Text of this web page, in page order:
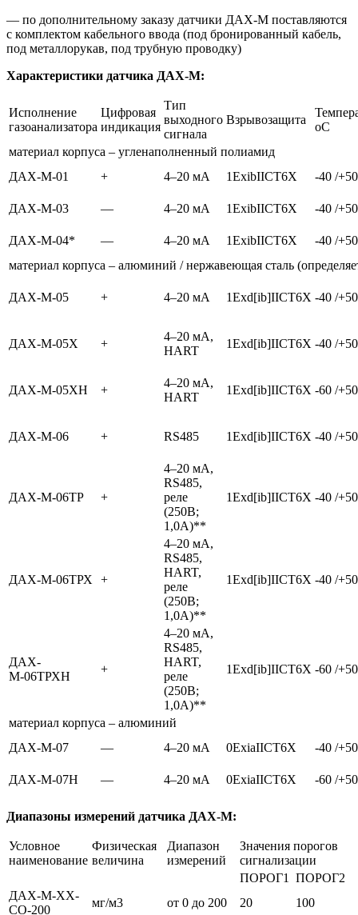
— по дополнительному заказу датчики ДАХ-М поставляются
с комплектом кабельного ввода (под бронированный кабель,
под металлорукав, под трубную проводку)
Характеристики датчика ДАХ-М:
Исполнение
газоанализатора
Цифровая
индикация
Тип
выходного
сигнала
Взрывозащита
оС
материал корпуса – угленаполненный полиамид
ДАХ-М-01
+ 4–20 мА 1ExibIICT6X -40 /+50
ДАХ-М-03 — 4–20 мА 1ExibIICT6X -40 /+50
ДАХ-М-04* — 4–20 мА 1ExibIICT6X
-40 /+50
материал корпуса – алюминий / нержавеющая сталь
ДАХ-М-05 + 4–20 мА 1Exd[ib]IICT6X -40 /+50
ДАХ-М-05Х +
4–20 мА,
HART
1Exd[ib]IICT6X -40 /+50
ДАХ-М-05ХН +
4–20 мА,
HART
1Exd[ib]IICT6X -60 /+50
ДАХ-М-06 + RS485 1Exd[ib]IICT6X -40 /+50
ДАХ-М-06ТР +
4–20 мА,
RS485,
реле
(250В;
1,0А)**
1Exd[ib]IICT6X -40 /+50
ДАХ-М-06ТРХ +
4–20 мА,
RS485,
HART,
реле
(250В;
1,0А)**
1Exd[ib]IICT6X -40 /+50
ДАХ-
М-06ТРХН
+
4–20 мА,
RS485,
HART,
реле
(250В;
1,0А)**
1Exd[ib]IICT6X -60 /+50
материал корпуса – алюминий
ДАХ-М-07
— 4–20 мА 0ExiaIICT6X -40 /+50
ДАХ-М-07Н — 4–20 мА 0ExiaIICT6X -60 /+50
Диапазоны измерений датчика ДАХ-М:
Условное
наименование
Физическая
величина
Диапазон
измерений
Значения порогов
сигнализации
ПОРОГ1
ПОРОГ2
ДАХ-М-ХХ-
СО-200
мг/м3 от 0 до 200 20 100